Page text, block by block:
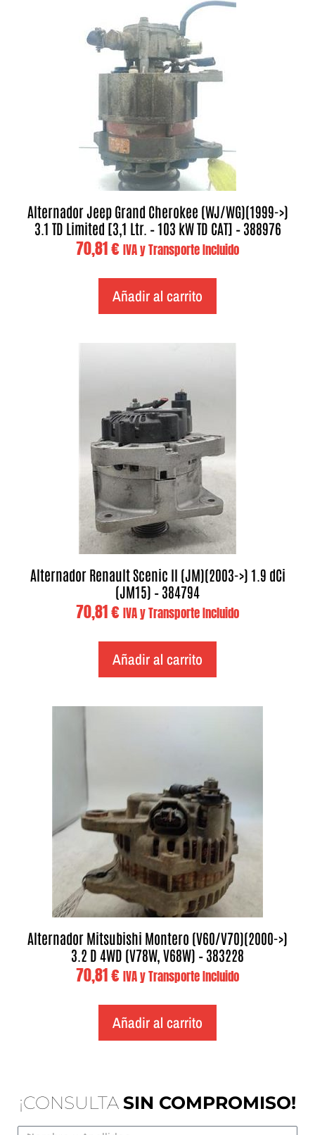
Alternador Jeep Grand Cherokee (WJ/WG)(1999->)
3.1 TD Limited [3,1 Ltr. – 103 kW TD CAT] – 388976
70,81€ IVA y Transporte Incluido
Añadir al carrito
Alternador Renault Scenic II (JM)(2003->) 1.9 dCi
(JM15) – 384794
70,81€ IVA y Transporte Incluido
Añadir al carrito
Alternador Mitsubishi Montero (V60/V70)(2000->)
3.2 D 4WD (V78W, V68W) – 383228
70,81€ IVA y Transporte Incluido
Añadir al carrito
¡CONSULTA SIN COMPROMISO!